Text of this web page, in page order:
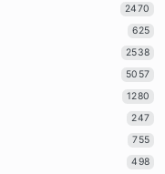
2470
625
2538
5057
1280
247
755
498